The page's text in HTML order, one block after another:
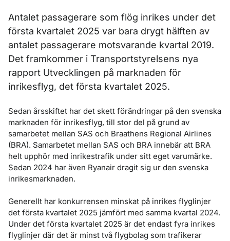
Antalet passagerare som flög inrikes under det
första kvartalet 2025 var bara drygt hälften av
antalet passagerare motsvarande kvartal 2019.
Det framkommer i Transportstyrelsens nya
rapport Utvecklingen på marknaden för
inrikesflyg, det första kvartalet 2025.
Sedan årsskiftet har det skett förändringar på den svenska
marknaden för inrikesflyg, till stor del på grund av
samarbetet mellan SAS och Braathens Regional Airlines
(BRA). Samarbetet mellan SAS och BRA innebär att BRA
helt upphör med inrikestrafik under sitt eget varumärke.
Sedan 2024 har även Ryanair dragit sig ur den svenska
inrikesmarknaden.
Generellt har konkurrensen minskat på inrikes flyglinjer
det första kvartalet 2025 jämfört med samma kvartal 2024.
Under det första kvartalet 2025 är det endast fyra inrikes
flyglinjer där det är minst två flygbolag som trafikerar